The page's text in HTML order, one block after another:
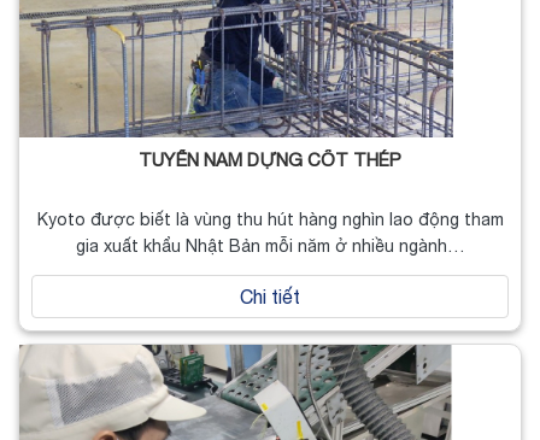
TUYỂN NAM DỰNG CỐT THÉP
Kyoto được biết là vùng thu hút hàng nghìn lao động tham
gia xuất khẩu Nhật Bản mỗi năm ở nhiều ngành…
Chi tiết